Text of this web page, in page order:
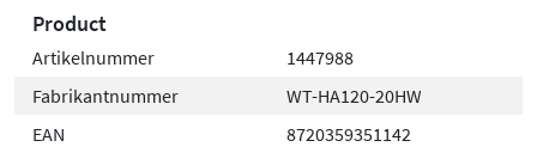
Product
Artikelnummer
1447988
Fabrikantnummer
WT-HA120-20HW
EAN
8720359351142